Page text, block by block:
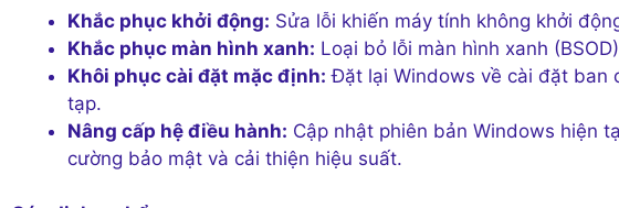
Khắc phục khởi động: Sửa lỗi khiến máy tính không khởi
Khắc phục màn hình xanh: Loại bỏ lỗi màn hình xanh
Khôi phục cài đặt mặc định: Đặt lại Windows về cài đặt ban
tạp.
Nâng cấp hệ điều hành: Cập nhật phiên bản Windows hiện
cường bảo mật và cải thiện hiệu suất.